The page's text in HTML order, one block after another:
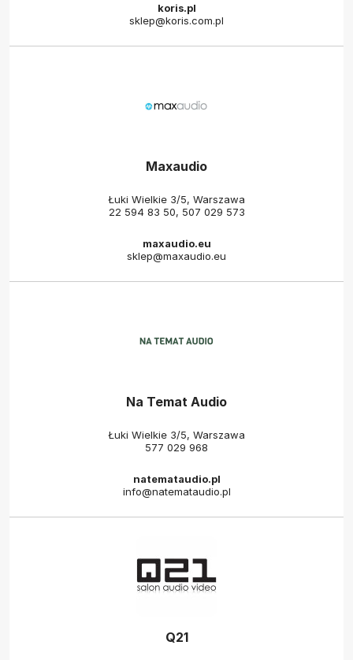
koris.pl
sklep@koris.com.pl
Maxaudio
Łuki Wielkie 3/5, Warszawa
22 594 83 50, 507 029 573
maxaudio.eu
sklep@maxaudio.eu
Na Temat Audio
Łuki Wielkie 3/5, Warszawa
577 029 968
natemataudio.pl
info@natemataudio.pl
Q21